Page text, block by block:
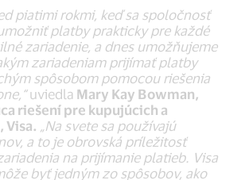
piatimi rokmi, keď sa spoločnosť
platby prakticky pre každé
zariadenie, a dnes umožňujeme
zariadeniam prijímať platby
spôsobom pomocou riešenia
uviedla Mary Kay Bowman,
riešení pre kupujúcich a
Visa. „Na svete sa používajú
a to je obrovská príležitosť
na prijímanie platieb. Visa
byť jedným zo spôsobov, ako